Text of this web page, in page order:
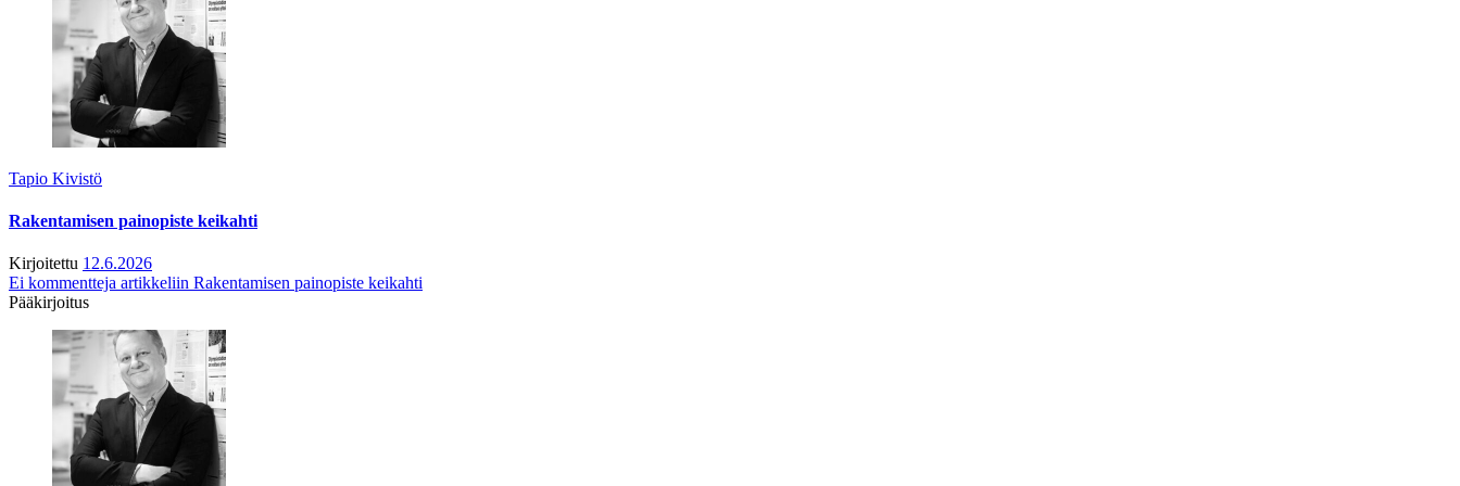
Tapio Kivistö
Rakentamisen painopiste keikahti
Kirjoitettu 12.6.2026
Ei kommentteja artikkeliin Rakentamisen painopiste keikahti
Pääkirjoitus